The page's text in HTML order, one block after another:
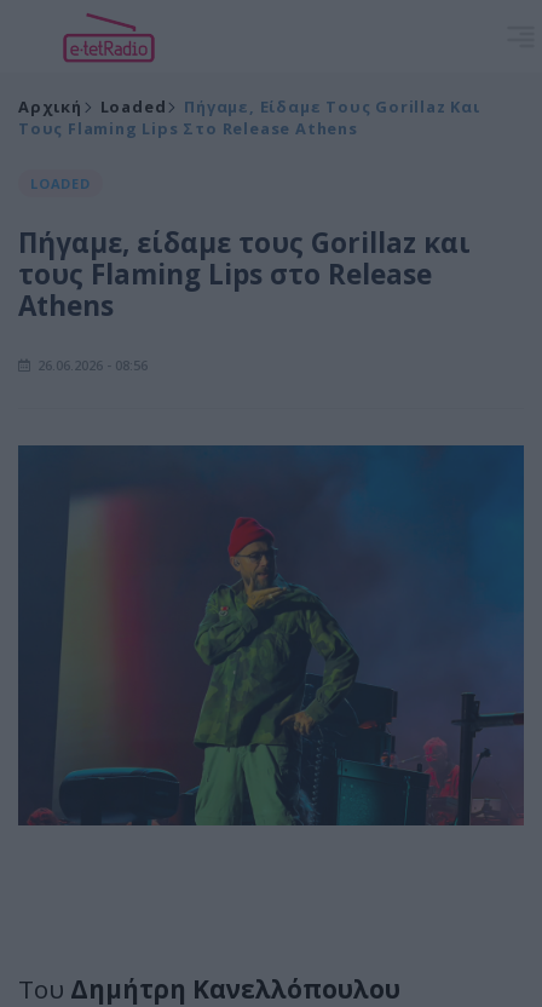
Αρχική Loaded
Πήγαμε, Είδαμε Τους Gorillaz Και
Τους Flaming Lips Στο Release Athens
LOADED
Πήγαμε, είδαμε τους Gorillaz και
τους Flaming Lips στο Release
Athens
26.06.2026 - 08:56
Του Δημήτρη Κανελλόπουλου